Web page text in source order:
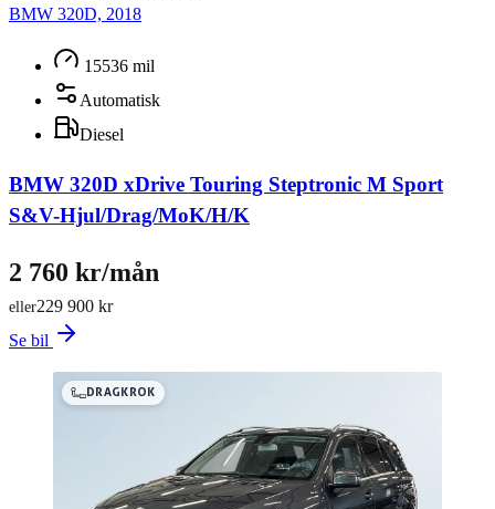
BMW 320D, 2018
15536 mil
Automatisk
Diesel
BMW 320D xDrive Touring Steptronic M Sport
S&V-Hjul/Drag/MoK/H/K
229 900 kr
eller
2 760 kr/mån
Se bil
DRAGKROK